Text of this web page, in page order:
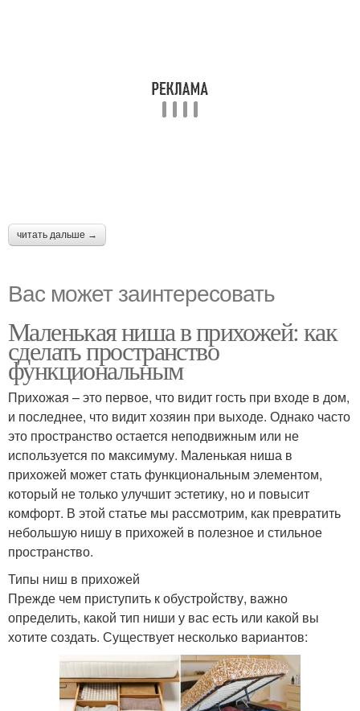
читать дальше →
Вас может заинтересовать
Маленькая ниша в прихожей: как
сделать пространство
функциональным
Прихожая – это первое, что видит гость при входе в дом,
и последнее, что видит хозяин при выходе. Однако часто
это пространство остается неподвижным или не
используется по максимуму. Маленькая ниша в
прихожей может стать функциональным элементом,
который не только улучшит эстетику, но и повысит
комфорт. В этой статье мы рассмотрим, как превратить
небольшую нишу в прихожей в полезное и стильное
пространство.
Типы ниш в прихожей
Прежде чем приступить к обустройству, важно
определить, какой тип ниши у вас есть или какой вы
хотите создать. Существует несколько вариантов: